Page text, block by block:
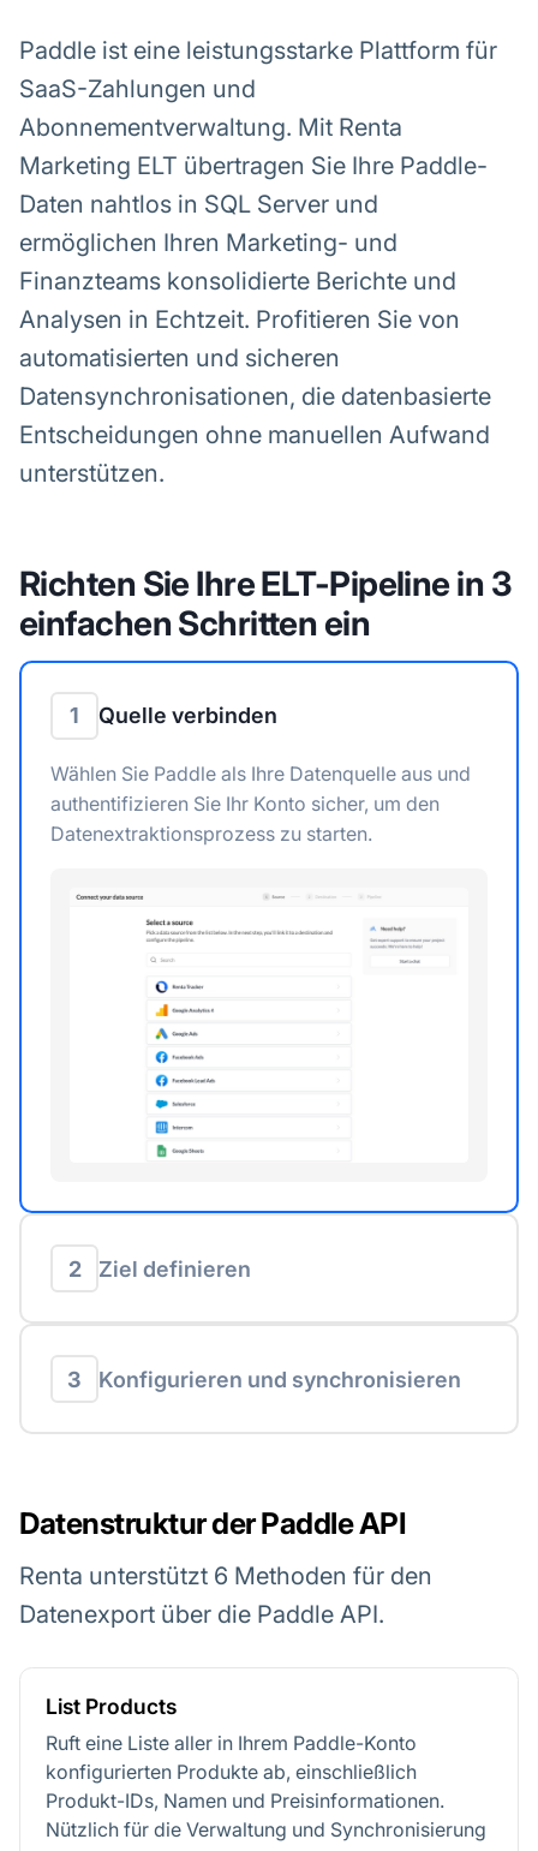
Paddle ist eine leistungsstarke Plattform für
SaaS-Zahlungen und
Abonnementverwaltung. Mit Renta
Marketing ELT übertragen Sie Ihre Paddle-
Daten nahtlos in SQL Server und
ermöglichen Ihren Marketing- und
Finanzteams konsolidierte Berichte und
Analysen in Echtzeit. Profitieren Sie von
automatisierten und sicheren
Datensynchronisationen, die datenbasierte
Entscheidungen ohne manuellen Aufwand
unterstützen.
Richten Sie Ihre ELT-Pipeline in 3
einfachen Schritten ein
1 Quelle verbinden
Wählen Sie Paddle als Ihre Datenquelle aus und
authentifizieren Sie Ihr Konto sicher, um den
Datenextraktionsprozess zu starten.
2 Ziel definieren
3 Konfigurieren und synchronisieren
Datenstruktur der Paddle API
Renta unterstützt 6 Methoden für den
Datenexport über die Paddle API.
List Products
Ruft eine Liste aller in Ihrem Paddle-Konto
konfigurierten Produkte ab, einschließlich
Produkt-IDs, Namen und Preisinformationen.
Nützlich für die Verwaltung und Synchronisierung